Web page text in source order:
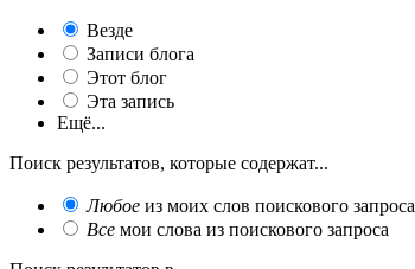
Везде
Записи блога
Этот блог
Эта запись
Ещё...
Поиск результатов, которые содержат...
Любое из моих слов поискового запроса
Все мои слова из поискового запроса